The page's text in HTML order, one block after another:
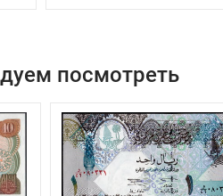
посмотреть